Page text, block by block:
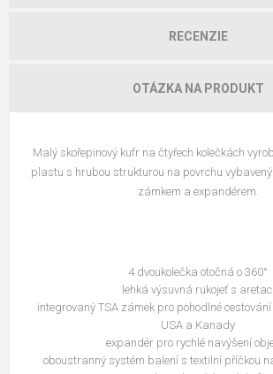
RECENZIE
OTÁZKA NA PRODUKT
Malý skořepinový kufr na čtyřech kolečkách
plastu s hrubou strukturou na povrchu
zámkem a expandérem.
4 dvoukolečka otočná o 360°
lehká výsuvná rukojeť s
integrovaný TSA zámek pro pohodlné
USA a Kanady
expandér pro rychlé navýšení
oboustranný systém balení s textilní příčkou